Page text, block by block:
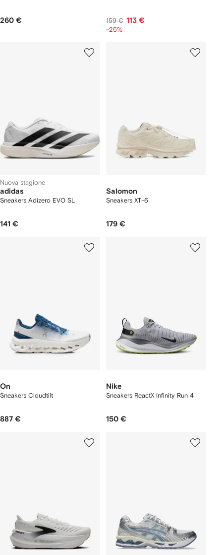
260 € 159 € 113 €
-25%
Nuova stagione
adidas
Sneakers Adizero EVO SL
141 €
Salomon
Sneakers XT-6
179 €
On
Sneakers Cloudtilt
887 €
Nike
Sneakers ReactX Infinity Run 4
150 €